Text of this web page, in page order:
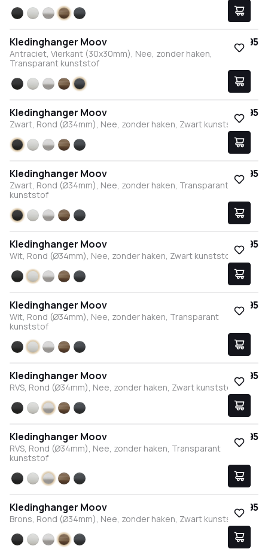
ZwartWitRVSBronsAntraciet
Kledinghanger Moov
€ 17,95
Antraciet, Vierkant (30x30mm), Nee, zonder haken,
Transparant kunststof
ZwartWitRVSBronsAntraciet
Kledinghanger Moov
€ 17,95
Zwart, Rond (Ø34mm), Nee, zonder haken, Zwart kunststof
ZwartWitRVSBronsAntraciet
Kledinghanger Moov
€ 17,95
Zwart, Rond (Ø34mm), Nee, zonder haken, Transparant
kunststof
ZwartWitRVSBronsAntraciet
Kledinghanger Moov
€ 17,95
Wit, Rond (Ø34mm), Nee, zonder haken, Zwart kunststof
ZwartWitRVSBronsAntraciet
Kledinghanger Moov
€ 17,95
Wit, Rond (Ø34mm), Nee, zonder haken, Transparant
kunststof
ZwartWitRVSBronsAntraciet
Kledinghanger Moov
€ 17,95
RVS, Rond (Ø34mm), Nee, zonder haken, Zwart kunststof
Zwart
WitRVSBronsAntraciet
Kledinghanger Moov
€ 17,95
RVS, Rond (Ø34mm), Nee, zonder haken, Transparant
kunststof
Zwart
WitRVSBronsAntraciet
Kledinghanger Moov
€ 17,95
Brons, Rond (Ø34mm), Nee, zonder haken, Zwart kunststof
ZwartWitRVSBronsAntraciet